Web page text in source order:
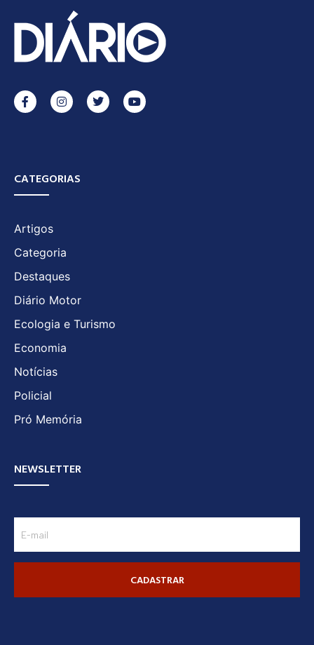
CATEGORIAS
Artigos
Categoria
Destaques
Diário Motor
Ecologia e Turismo
Economia
Notícias
Policial
Pró Memória
NEWSLETTER
CADASTRAR